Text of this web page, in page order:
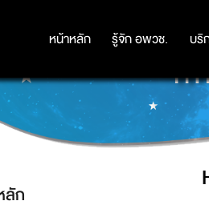
หน้าหลัก รู้จัก อพวช. บริ
หน้าหลัก รู้จัก อพวช. บริ
ลัก